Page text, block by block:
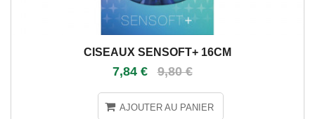
CISEAUX SENSOFT+ 16CM
7,84 € 9,80 €
AJOUTER AU PANIER